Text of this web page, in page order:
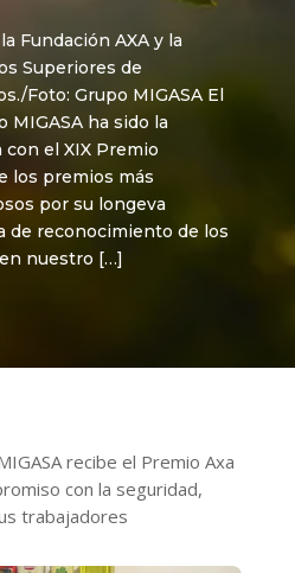
Fundación AXA y la
Superiores de
Foto: Grupo MIGASA El
ha sido la
el XIX Premio
los premios más
por su longeva
de reconocimiento de los
nuestro […]
recibe el Premio Axa
con la seguridad,
trabajadores